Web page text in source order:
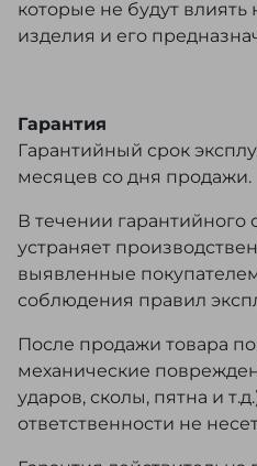
которые не будут
изделия и его
Гарантия
Гарантийный срок
месяцев со дня продажи.
В течении гарантийного
устраняет
выявленные
соблюдения правил
После продажи товара
механические
ударов, сколы, пятна и
ответственности не